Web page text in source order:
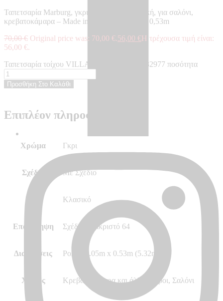
Ταπετσαρία Marburg, γκρι, με σχέδιο, κλασική, για σαλόνι,
κρεβατοκάμαρα – Made in Germany, 10,05 x 0,53m
70,00€ Original price was: 70,00 €.56,00 €Η τρέχουσα τιμή είναι:
56,00 €.
Ταπετσαρία τοίχου VILLA ROMANA - VR32977 ποσότητα
Προσθήκη Στο Καλάθι
Επιπλέον πληροφορίες
Χρώμα Γκρι
Σχέδιο Με Σχέδιο
Στυλ Κλασικό
Επανάληψη Σχέδιο αντικριστό 64
Διαστάσεις Ρολό 10.05m x 0.53m (5.32m²)
Χώρος Κρεβατοκάμαρα και άλλοι χώροι, Σαλόνι